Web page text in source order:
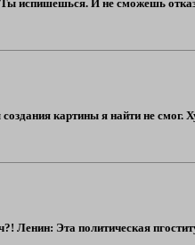
испишешься. И не сможешь
картины я найти не
Эта политическая